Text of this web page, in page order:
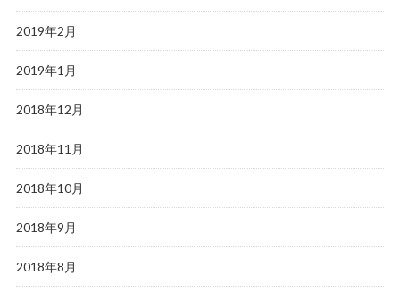
2019年2月
2019年1月
2018年12月
2018年11月
2018年10月
2018年9月
2018年8月